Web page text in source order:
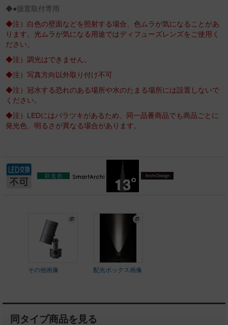
◆●据置取付専用
◆注）白色の壁面などを照射する場合、色ムラが気になることがあ
ります。光ムラが気になる用途ではディフューズレンズをご使用く
ださい。
◆注）調光はできません。
◆注）写真方向以外取り付け不可
◆注）冠水する恐れのある場所や水のたまる場所には設置しないで
ください。
◆注）LEDにはバラツキがあるため、同一品番商品でも商品ごとに
発光色、明るさが異なる場合があります。
その他画像 配光ボックス画像
同タイプ商品を見る